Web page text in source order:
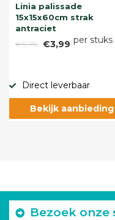
Linia palissade
15x15x60cm strak
antraciet
€5,75 €3,99 per stuks
Direct leverbaar
Bekijk aanbieding
Bezoek